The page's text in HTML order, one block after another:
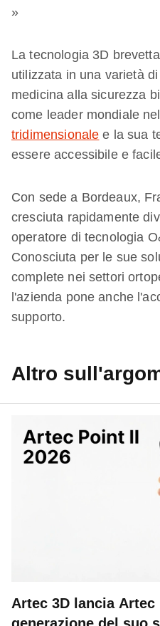
​​»
La tecnologia 3D
utilizzata in una varietà
medicina alla sicurezza
come leader mondiale
tridimensionale e la sua
essere accessibile e
Con sede a Bordeaux,
cresciuta rapidamente
operatore di tecnologia
Conosciuta per le sue
complete nei settori
l'azienda pone anche
supporto.
Altro
Artec 3D lancia